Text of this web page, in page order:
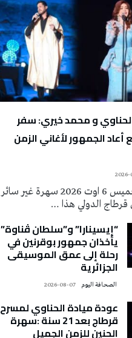
و محمد خيري: سفر
الجمهور لأغاني الزمن
2026-
كانت سهرة الخميس 6 اوت 2026 سهرة غير سائر
الدولي هذا …
“إيسينارا” و”سلطان ڤناوة”
يأخذان جمهور بوقرنين في
رحلة إلى عمق الموسيقى
الجزائرية
2026-08-07
عودة ميادة الحناوي لمسرح
قرطاج بعد 21 سنة :سهرة
الحنين للزمن الجميل